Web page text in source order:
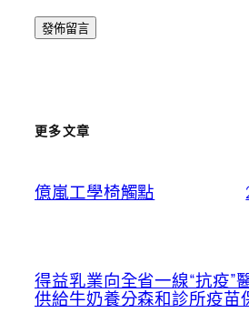
更多文章
億嵐工學椅觸點
得益乳業向全省一線“抗疫”
供給牛奶養分森和診所疫苗